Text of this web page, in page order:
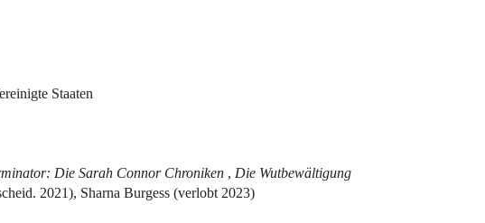
Staaten
Die Sarah Connor Chroniken , Die Wutbewältigung
2021), Sharna Burgess (verlobt 2023)